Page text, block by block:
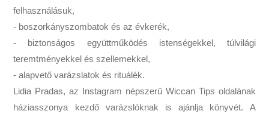
felhasználásuk,
- boszorkányszombatok és az évkerék,
- biztonságos együttműködés istenségekkel, túlvilági
teremtményekkel és szellemekkel,
- alapvető varázslatok és rituálék.
Lidia Pradas, az Instagram népszerű Wiccan Tips oldalának
háziasszonya kezdő varázslóknak is ajánlja könyvét. A